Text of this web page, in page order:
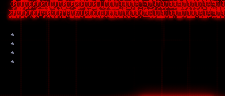
0̷̞̰̇̏͆̀͑͐1̶̛̰̪̜͓̬͍͚̺̽̃0̶̧̧̠̻̞̰̻̻͓̯͇͖̦̬̎͒͊̀̃̌͆̓̑̆͛̂̚̚1̸̜̯̺̩̿̏̀̒̓͛̎̃̈́͒͐͋͝0̴̡̠̬͖̩͔̈́͐̊́ͅ0̴̰́̒͐̍̾͑0̵̼̯̹̂̒̈̾͆̄́̀̉̉́͆͗̍͝0̷͙̰̯̠͘͜͝ ̶̮̘̯͙͓̈́̆̎͑̈́͗͜0̶̢͖̟̻͍̗̤͉͕̟̹͉͐̈́1̵̢̯͉̦̱̜̜̭̠͙͚͇̗͈̀̿̆̔̋̊͝ͅ0̶̝̞̋͊̿̚̕1̶͔͉̤̞̏̋̾͌̆̈̑̕ͅ0̷̧̠͎̤̗̦͇͍̖̯̻͈̳͔̼̈́̾́͒̀͌͋̐̍̚1̶͕̱̱͍̖̫̗̟̓͋̈́̎͊͘̕0̴̙̥̗̊͌͌͑̔̓̋̾̽̅̓̓̕͘͠1̷̨̍̂́͊͆̌͊͂̕̚͝ ̴̡̨̻̬̹̞̖̳̣͓̜͇̬͆̈́̈́̃̿̓͗͆̋̾͌̓̓̚͜͠0̴̮̦͍̙͇͆̇͋̈́͆̚1̵̧̛̦̝͔̰̘̮̝͉̙̼̀̉̌͐̐̈́͊͂͊̇̑͠ͅ0̵̗̯̪̲̼̒͛̃̎̿̇̓͊̒́̉̉͘͝͠0̷̠͚̳͉̝́̎̈̄̌̓̇͝1̶̨̨̨̥͓̮͎̟͈͍̬̲̘͂̌͊͒̐́́̿͝1̶̢̟͓̰̕1̵̝͇͇͉͒̍͐̑͌̀̐̈́̄̕̚͘̚0̶̧̢̠̭̤̘̤̜̂͐͊̾̉̅͜ ̵̰͚̘̬̳̖͇͛̔̓̌̒͂̂͆͆͑͆̇̌̚0̵̨̨̛̥̭͍̦̗̝̳̭̬͇̜̼͐̓͊̄̒̄̆͋͐̉̓̆̕͝ͅ1̴̘̮̇́͂̎̉̕͘͘͠0̴̢̢̣̪̜̜͈͓̦̀͒͒͋̂̈́̑͊̂̕͝͝0̵̳̬̋͌͒̑̌͠0̵͔͙̦͓̯̩͖̥̊͛́̊͌̑̀͛̐̋̓0̴̪͉̝̙̝̬̗̻̎͒̈́̐̎̈́͌̓́̾̀̂̅̄1̶̛̬͕̯͒̎́̃̃͆̐̀̎̓̇̓͆̚1̴͇͕̭̑̋̂̓͘ ̵̐̎̈̅͐̈͠ͅ0̷̠̖͆̔̒͒̅̌͑͌̒͝1̸̣̖̝̗̗̚0̶͍̤̰̐̾̀̌͒͋͗̐̒̆1̴̨̗̗̰̟̞̦̙̫̲͊̈́0̶͓̠̮͑͗̽̎1̸̮̯͉̖̫̲̗̞̲̱͐͊̈͐̃͑̀͌͂͗̕0̸̛͍̖̲͉̽̄̽̐́͌͂͝͝͝ͅ0̴̧̛̘͈̤̞̺̫̬̬̦͇̽̽̒̅̔̊͑͘̚͝ ̴̢̧̨̧̘̮̟̻̠̬̖͚̪̈́̒͗̀͘͝͝0̷̨̛̛̫̟̞̣̰͇̺̗̹͒̓̎͌̾̚ͅ1̷̧̧̧̛̥̘͕͔̬̾̀̒͛̊̓̏̄̔̿̈0̸̰̣̝̮̰̜̯͚̹̮͂̒͛̈͗̽̅̀̄̚͠ͅ1̶̧̛̘̠̗͇͚̣̬̱́̉̑̀͒̐́̓̽͛́̕͝͠0̸̨͉̞͕̖̟̝̄̄̆̂͒́̂̈́͂́̚̕̚1̴͚͔̺̣̬̉̒̃͐́̀̚͝͠͝0̴̧̡̙̩̳̟̲̭͍̻͖̦͆̊̂͆̆1̴͈̒́͋͑̒̽͊̈́͑͗͠ͅ
̷̧̧̜̠͎̤̰̟͖̤͈̻̠̻̘̾͂̈́̋͠0̸̫̳̭͍̜͕̪̻͇̼̫̂̐̓̎̉̌̎͊͑̎̀̊̕͜1̸̨̨̡̨̩̩̟̦̮̞͍̌͒̋͊̈́̈́͆͑̔̕̚͘͘͜ͅ0̶̨͕̥̹̗̺̫͙̄̀̀̐͐̄̂̊̄̈͋̀̈́́̃͜ͅ0̸̧̮̰̀0̵͎͔̑̆̇͌0̸̡̛̦͎͓̻̲̭̞͔͎̤̠̣̟͐̎͠0̸͍͎̟̖̣̽̅̉̓͋̍̏̿̀̊̑1̸̜͗̋̐̿́̈́͝ ̴̡̬̯̗͕͍͈̎͋̑̋͆̓̕̕͝0̷̢̗̬̙͚̄͋́̅̍̅́̽̕̚̕̕͝͠1̸̢̞̠̮͓̪̞̘͠0̵̢̧̨̧̫͙̜͎͔̫̗̗̙̯̦̌̄̉̇͂̀̊̎͘͘̚͝0̸̧̘̭̄͊̓̀̚͠͝1̵̦͍̭̳͔̒͗̇̾̌̅́̊̉̕͝ͅ1̴̰̎̓͛̿͆̀͒̏͌̌̒1̸̠͇̙͙̲͇̫̰̠̳͎̲͉̒̌̍̐͌̂́́͝ͅ0̸͖̙͕̮͍̿̓̃̍̽̚͘͜ͅ ̸̧̨͍͎̪̠͕̤̯͓̲͍͛͜͝͝0̵̦̗̤̟͓̆1̷̨̜̭̫̘̭̼̺̜̣͓̟̂̏̊̚0̵̨̡̡͓̙̱̜̭̦̳̩͍̗̓̓̊̏̎̏̀̂̓̑̚ͅ0̸̢̫̠̲̻̹͝0̵̢̱͇̪̫̯̪̒̒́̊̓̉̌͐̍͑̚͝͠ͅ1̴̨̡̞͖̬͕̥͚͚͖̦̯̏̎̈͗̑̌̽̕ͅ0̶̠̭̱̘̖͓̆̂̆̀̈́͋0̸̨̢̛͖̻̗̝̱͍̞̟̲̓̏͑̌̐͂̓͜͜͜ͅ ̵̢̯̫̙̜̝̦̄͊̾̌̉̊̍̎͂͂͛́͊͘͝ͅ0̴̧̡̟̯̲̞̹̲̖̥͑̋̀̓̊͌0̶̨͓̣̭̞̳̦̰͕̗͍̜̫͗͆̈̎̓̃͛̈́̌́̾̔͠͝͝1̵̢͖̖̦̯̙͐̌̓̂́̍̅̚0̷̢̙̻̩̖͍̖̥̼̩̹͓̞̹̫̎0̶̛͍͎̲͔̒̂̒̏̒͗͗́̓̓͋̽͠0̸̨̩̝̹̦̟̩̣͖̪̯̾̅̓̓̓̄͐͘̚0̸̡͎̈́̚0̷͕̜͇͍̲͂͂͗̒͂͌̉̐̉͘͜͝ ̸̲̗̓͛͑͆̐͌͛͝͠0̴̥̤̻̹̮̩̬͖̘͚͇̭̻̜̏̏̀̀͊̈́̓́̿̈̇1̵̡͖̪̱̥̫̙̎͋̉͜͝0̷̭̳̱̳̺̙͙̦̤̏̉̎̅̽̇̕͝1̴̡̡̝͖̟͔̬̖͉̺̳͕̓̊̊̃̋͜0̶͈̥̼̉̅̔̎1̷̪̬̗͕̝̜̥̞̳͓̗̭̯̽̌̾ͅ0̴̙̈̒͑̓͑͒̽̇0̶̧̧̨̛̣̪̪͉͎̭̪̯̮͔̒̈́̿͒͐̅̽͊̎̈͋͘͝ ̵̡̨̧̛̙͖͇̤̝̤̻͔̪͕̘͐̆̊0̶͍̱͓͉̙̍̍͐͂͋̈͜͝͝1̵̺̟͍̮̳̻̙̲̟̟̌̈́͗̇͆͗̍́ͅ0̸̥̬̦̹̭̦̣̟̳̘͎̼̑͋͛̋͛͂̌͊0̷͍̘̀̓̈́͛̎̾̒͐̊̈́͂͋͝͝0̴̢̦̪̻̰͒̈́̊̊̔̿͑͐̔͠1̵̡̡̢̳̫͔̝̳̩̑͑̕͜0̴̲̂͋͊̃͗̓̍́͗̇͒̚ͅ1̶̛̬̝̣̌̎́̉͆͋̏̎̃͆̈́̍͘͝
*
*
*
*